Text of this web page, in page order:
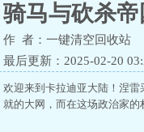
骑马与砍杀
作 者：一键清空回收站
最后更新：2025-02-20
欢迎来到卡拉迪亚大陆！涅
就的大网，而在这场政治家